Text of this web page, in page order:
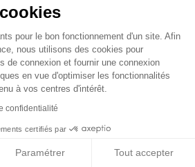
la Société des Avis Garantis,
pour le bon fonctionnement d'un site. Afin
nous utilisons des cookies pour
de connexion et fournir une connexion
en vue d'optimiser les fonctionnalités
à vos centres d'intérêt.
confidentialité
certifiés par
Paramétrer Tout accepter